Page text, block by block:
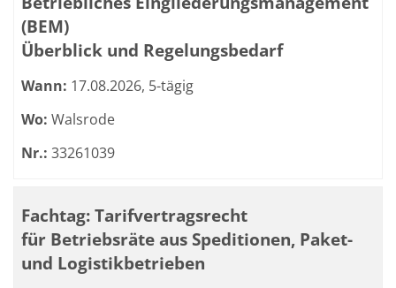
(BEM)
Überblick und Regelungsbedarf
Wann: 17.08.2026, 5-tägig
Wo: Walsrode
Nr.: 33261039
Fachtag: Tarifvertragsrecht
für Betriebsräte aus Speditionen, Paket-
und Logistikbetrieben